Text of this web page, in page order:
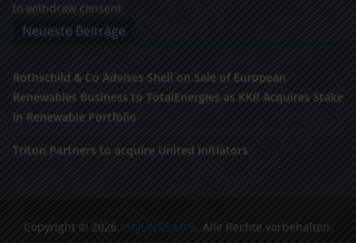
to withdraw consent
Neueste Beiträge
Rothschild & Co Advises Shell on Sale of European
Renewables Business to TotalEnergies as KKR Acquires Stake
in Renewable Portfolio
Triton Partners to acquire United Initiators
Copyright © 2026 MAJUNKE.com. Alle Rechte vorbehalten.